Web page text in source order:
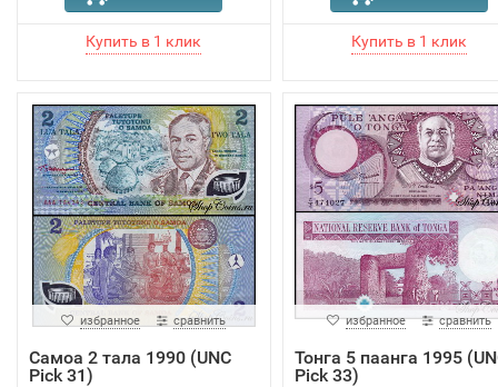
избранное сравнить
Самоа 2 тала 1990 (UNC
Pick 31)
избранное сравнить
Тонга 5 паанга 1995
Pick 33)